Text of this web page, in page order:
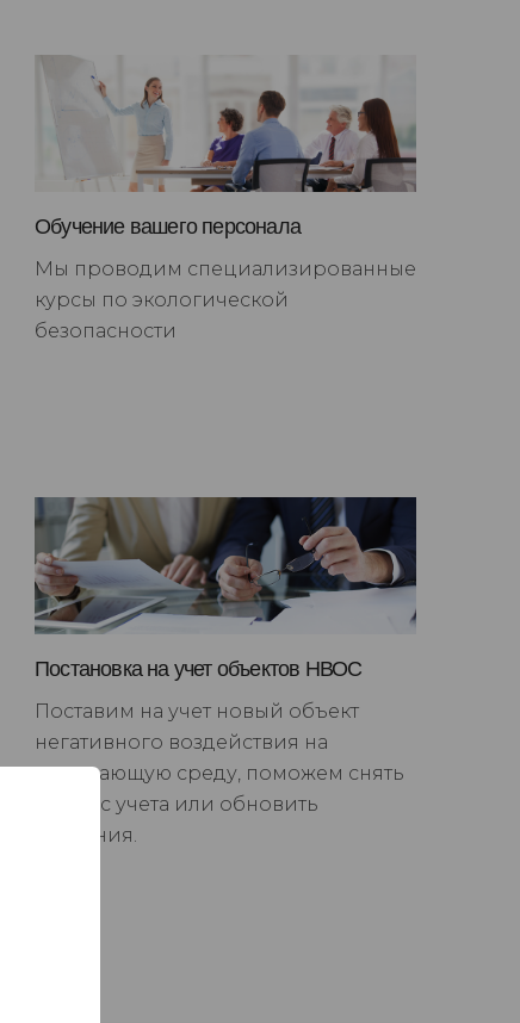
Обучение вашего персонала
Мы проводим специализированные
курсы по экологической
безопасности
Постановка на учет объектов НВОС
Поставим на учет новый объект
негативного воздействия на
окружающую среду, поможем снять
НВОС с учета или обновить
сведения.